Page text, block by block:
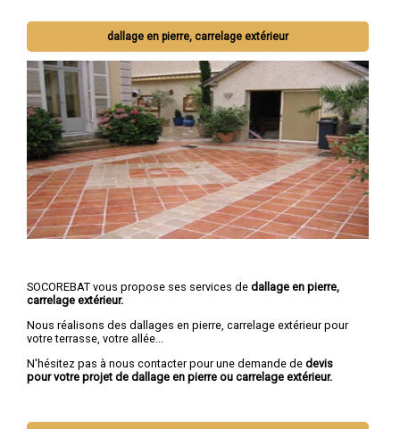
dallage en pierre, carrelage extérieur
SOCOREBAT vous propose ses services de dallage en pierre,
carrelage extérieur.
Nous réalisons des dallages en pierre, carrelage extérieur pour
votre terrasse, votre allée...
N'hésitez pas à nous contacter pour une demande de devis
pour votre projet de dallage en pierre ou carrelage extérieur.